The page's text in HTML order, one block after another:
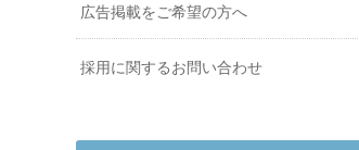
広告掲載をご希望の方へ
採用に関するお問い合わせ